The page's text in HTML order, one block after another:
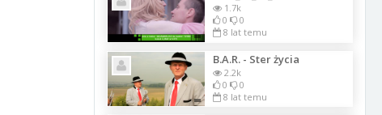
1.7k
0
0
8 lat temu
B.A.R. - Ster życia
2.2k
0
0
8 lat temu